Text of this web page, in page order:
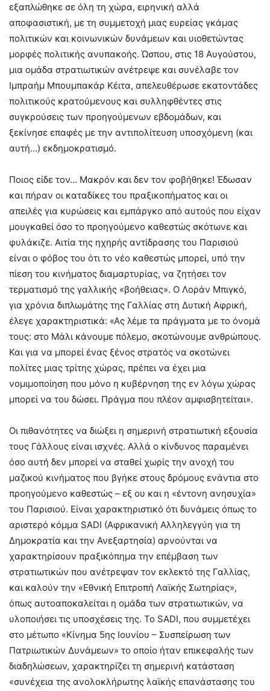
εξαπλώθηκε σε όλη τη χώρα, ειρηνική αλλά
αποφασιστική, με τη συμμετοχή μιας ευρείας γκάμας
πολιτικών και κοινωνικών δυνάμεων και υιοθετώντας
μορφές πολιτικής ανυπακοής. Ώσπου, στις 18 Αυγούστου,
μια ομάδα στρατιωτικών ανέτρεψε και συνέλαβε τον
Ιμπραήμ Μπουμπακάρ Κέιτα, απελευθέρωσε εκατοντάδες
πολιτικούς κρατούμενους και συλληφθέντες στις
συγκρούσεις των προηγούμενων εβδομάδων, και
ξεκίνησε επαφές με την αντιπολίτευση υποσχόμενη (και
αυτή…) εκδημοκρατισμό.
Ποιος είδε τον… Μακρόν και δεν τον φοβήθηκε! Έδωσαν
και πήραν οι καταδίκες του πραξικοπήματος και οι
απειλές για κυρώσεις και εμπάργκο από αυτούς που είχαν
μουγκαθεί όσο το προηγούμενο καθεστώς σκότωνε και
φυλάκιζε. Αιτία της ηχηρής αντίδρασης του Παρισιού
είναι ο φόβος του ότι το νέο καθεστώς μπορεί, υπό την
πίεση του κινήματος διαμαρτυρίας, να ζητήσει τον
τερματισμό της γαλλικής «βοήθειας». Ο Λοράν Μπιγκό,
για χρόνια διπλωμάτης της Γαλλίας στη Δυτική Αφρική,
έλεγε χαρακτηριστικά: «Ας λέμε τα πράγματα με το όνομά
τους: στο Μάλι κάνουμε πόλεμο, σκοτώνουμε ανθρώπους.
Και για να μπορεί ένας ξένος στρατός να σκοτώνει
πολίτες μιας τρίτης χώρας, πρέπει να έχει μια
νομιμοποίηση που μόνο η κυβέρνηση της εν λόγω χώρας
μπορεί να του δώσει. Πράγμα που πλέον αμφισβητείται».
Οι πιθανότητες να διώξει η σημερινή στρατιωτική εξουσία
τους Γάλλους είναι ισχνές. Αλλά ο κίνδυνος παραμένει
όσο αυτή δεν μπορεί να σταθεί χωρίς την ανοχή του
μαζικού κινήματος που βγήκε στους δρόμους ενάντια στο
προηγούμενο καθεστώς – εξ ου και η «έντονη ανησυχία»
του Παρισιού. Είναι χαρακτηριστικό ότι δυνάμεις όπως το
αριστερό κόμμα SADI (Αφρικανική Αλληλεγγύη για τη
Δημοκρατία και την Ανεξαρτησία) αρνούνται να
χαρακτηρίσουν πραξικόπημα την επέμβαση των
στρατιωτικών που ανέτρεψαν τον εκλεκτό της Γαλλίας,
και καλούν την «Εθνική Επιτροπή Λαϊκής Σωτηρίας»,
όπως αυτοαποκαλείται η ομάδα των στρατιωτικών, να
υλοποιήσει τις υποσχέσεις της. Το SADI, που συμμετέχει
στο μέτωπο «Κίνημα 5ης Ιουνίου – Συσπείρωση των
Πατριωτικών Δυνάμεων» το οποίο ήταν επικεφαλής των
διαδηλώσεων, χαρακτηρίζει τη σημερινή κατάσταση
«συνέχεια της ανολοκλήρωτης λαϊκής επανάστασης του